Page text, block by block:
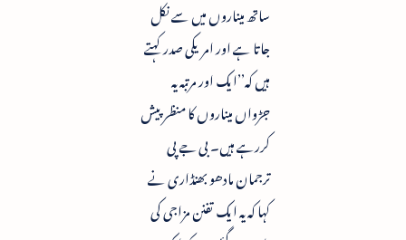
ساتھ میناروں میں سے نکل
جاتا ہے اور امریکی صدر کہتے
ہیں کہ’’ایک اور مرتبہ یہ
جڑواں میناروں کا منظر پیش
کررہے ہیں۔ بی جے پی
ترجمان مادھو بھنڈاری نے
کہا کہ یہ ایک تفنن مزاجی کی